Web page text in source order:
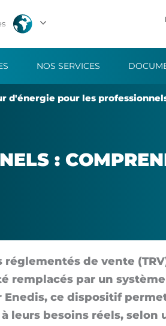
NOS SERVICES
d'éner­gie pour les
:
ré­gle­men­tés de vente
rem­pla­cés par un
Ene­dis, ce dis­po­si­tif
leurs be­soins réels, se­lon